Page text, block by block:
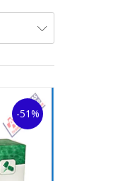
-51%